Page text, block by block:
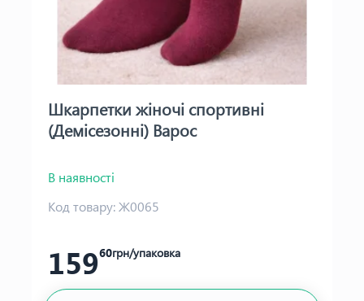
Шкарпетки жіночі спортивні
(Демісезонні) Варос
В наявності
Код товару:Ж0065
15960грн/упаковка